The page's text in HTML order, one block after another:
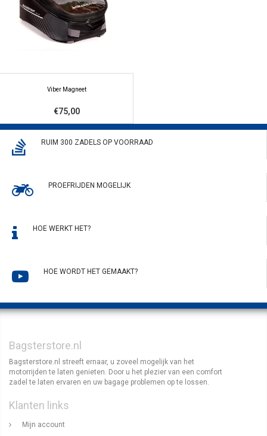
Viber Magneet
€75,00
RUIM 300 ZADELS OP VOORRAAD
PROEFRIJDEN MOGELIJK
HOE WERKT HET?
HOE WORDT HET GEMAAKT?
Bagsterstore.nl
Bagsterstore.nl streeft ernaar, u zoveel mogelijk van het
motorrijden te laten genieten. Door u het plezier van een comfort
zadel te laten ervaren en uw bagage problemen op te lossen.
Klanten links
Mijn account